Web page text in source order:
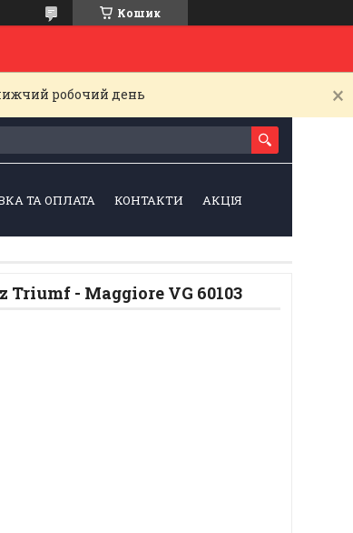
Кошик
робочий день
ТА ОПЛАТА КОНТАКТИ АКЦІЯ
Triumf - Maggiore VG 60103